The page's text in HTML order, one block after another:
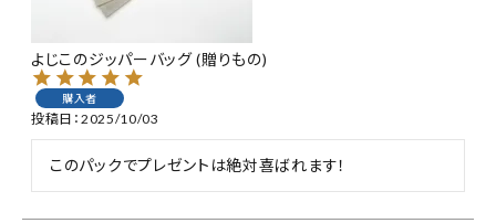
よじこのジッパーバッグ (贈りもの)
購入者
投稿日 2025/10/03
このパックでプレゼントは絶対喜ばれます！